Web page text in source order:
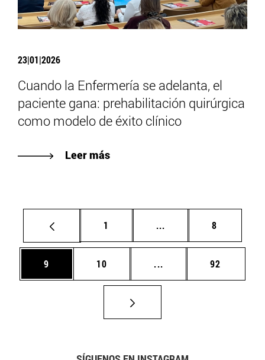
23|01|2026
Cuando la Enfermería se adelanta, el
paciente gana: prehabilitación quirúrgica
como modelo de éxito clínico
Leer más
Página
1 ... Páginas intermedias
Página
8
Página
9 Página
10 ... Páginas intermedias
Página
92